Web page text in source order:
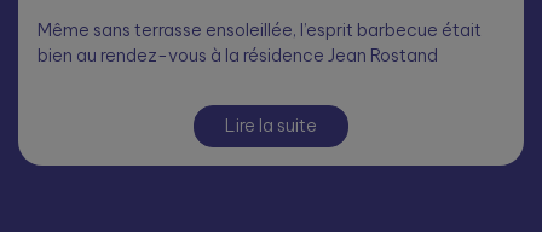
Même sans terrasse ensoleillée, l’esprit barbecue était
bien au rendez-vous à la résidence Jean Rostand
Lire la suite